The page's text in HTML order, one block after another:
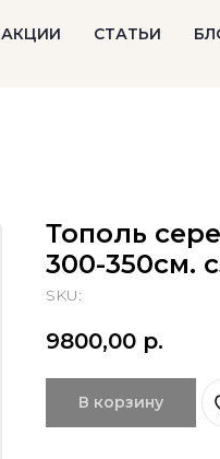
АКЦИИ СТАТЬИ
Тополь
300-350см.
SKU:
9800,00 р.
В корзину